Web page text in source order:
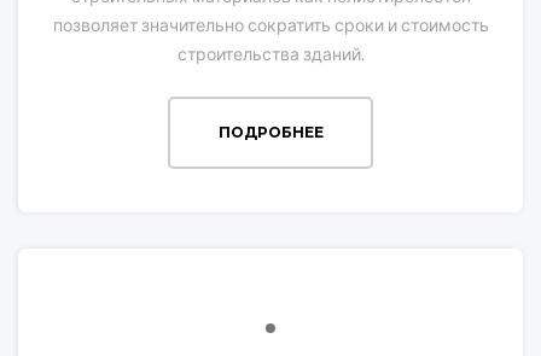
позволяет значительно сократить сроки и стоимость
строительства зданий.
ПОДРОБНЕЕ